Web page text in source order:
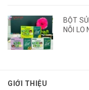
BỘT
NỖI LO
GIỚI THIỆU